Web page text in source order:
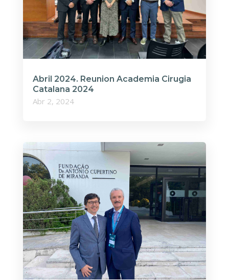
Abril 2024. Reunion Academia Cirugia
Catalana 2024
Abr 2, 2024